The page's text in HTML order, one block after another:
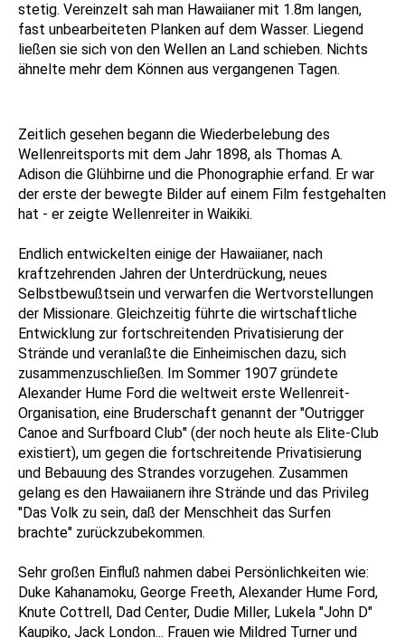
stetig. Vereinzelt sah man Hawaiianer mit 1.8m langen,
fast unbearbeiteten Planken auf dem Wasser. Liegend
ließen sie sich von den Wellen an Land schieben. Nichts
ähnelte mehr dem Können aus vergangenen Tagen.
Zeitlich gesehen begann die Wiederbelebung des
Wellenreitsports mit dem Jahr 1898, als Thomas A.
Adison die Glühbirne und die Phonographie erfand. Er war
der erste der bewegte Bilder auf einem Film festgehalten
hat - er zeigte Wellenreiter in Waikiki.
Endlich entwickelten einige der Hawaiianer, nach
kraftzehrenden Jahren der Unterdrückung, neues
Selbstbewußtsein und verwarfen die Wertvorstellungen
der Missionare. Gleichzeitig führte die wirtschaftliche
Entwicklung zur fortschreitenden Privatisierung der
Strände und veranlaßte die Einheimischen dazu, sich
zusammenzuschließen. Im Sommer 1907 gründete
Alexander Hume Ford die weltweit erste Wellenreit-
Organisation, eine Bruderschaft genannt der "Outrigger
Canoe and Surfboard Club" (der noch heute als Elite-Club
existiert), um gegen die fortschreitende Privatisierung
und Bebauung des Strandes vorzugehen. Zusammen
gelang es den Hawaiianern ihre Strände und das Privileg
"Das Volk zu sein, daß der Menschheit das Surfen
brachte" zurückzubekommen.
Sehr großen Einfluß nahmen dabei Persönlichkeiten wie:
Duke Kahanamoku, George Freeth, Alexander Hume Ford,
Knute Cottrell, Dad Center, Dudie Miller, Lukela "John D"
Kaupiko, Jack London... Frauen wie Mildred Turner und